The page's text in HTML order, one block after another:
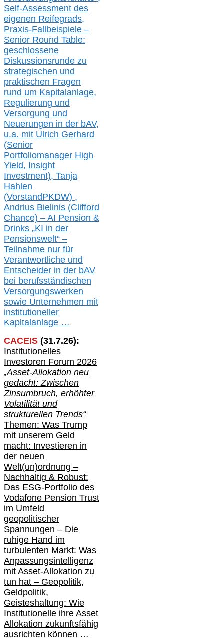
Self-Assessment des
eigenen Reifegrads,
Praxis-Fallbeispiele –
Senior Round Table:
geschlossene
Diskussionsrunde zu
strategischen und
praktischen Fragen
rund um Kapitalanlage,
Regulierung und
Versorgung und
Neuerungen in der bAV,
u.a. mit Ulrich Gerhard
(Senior
Portfoliomanager High
Yield, Insight
Investment), Tanja
Hahlen
(VorstandPKDW) ,
Andrius Bielinis (Clifford
Chance) – AI Pension &
Drinks „KI in der
Pensionswelt“ –
Teilnahme nur für
Verantwortliche und
Entscheider in der bAV
bei berufsständischen
Versorgungswerken
sowie Unternehmen mit
institutioneller
Kapitalanlage …
CACEIS (31.7.26):
Institutionelles
Investoren Forum 2026
„Asset-Allokation neu
gedacht: Zwischen
Zinsumbruch, erhöhter
Volatilität und
strukturellen Trends“
Themen: Was Trump
mit unserem Geld
macht: Investieren in
der neuen
Welt(un)ordnung –
Nachhaltig & Robust:
Das ESG-Portfolio des
Vodafone Pension Trust
im Umfeld
geopolitischer
Spannungen – Die
ruhige Hand im
turbulenten Markt: Was
Anpassungsintelligenz
mit Asset-Allokation zu
tun hat – Geopolitik,
Geldpolitik,
Geisteshaltung: Wie
Institutionelle ihre Asset
Allokation zukunftsfähig
ausrichten können …